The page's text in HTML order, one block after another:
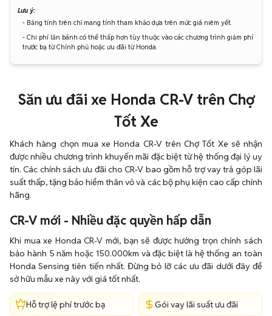
Lưu ý:
- Bảng tính trên chỉ mang tính tham khảo dựa trên mức giá niêm yết.
- Chi phí lăn bánh có thể thấp hơn tùy thuộc vào các chương trình giảm phí
trước bạ từ Chính phủ hoặc ưu đãi từ Honda.
Săn ưu đãi xe Honda CR-V trên Chợ
Tốt Xe
Khách hàng chọn mua xe Honda CR-V trên Chợ Tốt Xe sẽ nhận
được nhiều chương trình khuyến mãi đặc biệt từ hệ thống đại lý uy
tín. Các chính sách ưu đãi cho CR-V bao gồm hỗ trợ vay trả góp lãi
suất thấp, tặng bảo hiểm thân vỏ và các bộ phụ kiện cao cấp chính
hãng.
CR-V mới - Nhiều đặc quyền hấp dẫn
Khi mua xe Honda CR-V mới, bạn sẽ được hưởng trọn chính sách
bảo hành 5 năm hoặc 150.000km và đặc biệt là hệ thống an toàn
Honda Sensing tiên tiến nhất. Đừng bỏ lỡ các ưu đãi dưới đây để
sở hữu mẫu xe này với giá tốt nhất.
Hỗ trợ lệ phí trước bạ Gói vay lãi suất ưu đãi